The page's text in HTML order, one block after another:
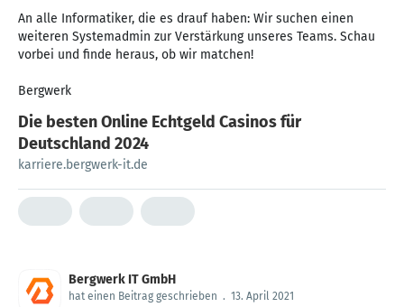
An alle Informatiker, die es drauf haben: Wir suchen einen
weiteren Systemadmin zur Verstärkung unseres Teams. Schau
vorbei und finde heraus, ob wir matchen!
Bergwerk
Die besten Online Echtgeld Casinos für
Deutschland 2024
karriere.bergwerk-it.de
Bergwerk IT GmbH
hat einen Beitrag geschrieben . 13. April 2021